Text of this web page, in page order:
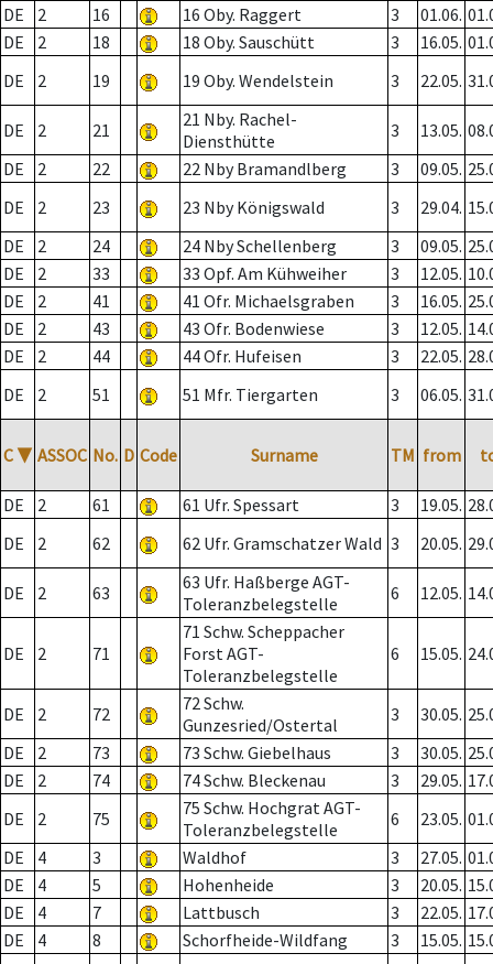
DE
2 16 16 Oby. Raggert 3 01.06.
DE
2 18 18 Oby. Sauschütt 3 16.05.
DE
2 19 19 Oby. Wendelstein 3 22.05.
DE 2 21
21 Nby. Rachel-
Diensthütte
3 13.05.
DE
2 22 22 Nby Bramandlberg 3 09.05.
DE
2 23 23 Nby Königswald 3 29.04.
DE
2 24 24 Nby Schellenberg 3 09.05.
DE
2 33 33 Opf. Am Kühweiher 3 12.05.
DE
2 41 41 Ofr. Michaelsgraben 3 16.05.
DE
2 43 43 Ofr. Bodenwiese 3 12.05.
DE
2 44 44 Ofr. Hufeisen 3 22.05.
DE
2 51 51 Mfr. Tiergarten 3 06.05.
C ▼ ASSOC No. D Code Surname TM from
DE 2 61 61 Ufr. Spessart 3 19.05.
DE
2 62 62 Ufr. Gramschatzer Wald 3 20.05.
DE 2 63
63 Ufr. Haßberge AGT-
Toleranzbelegstelle
6 12.05.
DE 2 71
71 Schw. Scheppacher
Forst AGT-
Toleranzbelegstelle
6 15.05.
DE 2 72
72 Schw.
Gunzesried/Ostertal
3 30.05.
DE
2 73 73 Schw. Giebelhaus 3 30.05.
DE
2 74 74 Schw. Bleckenau 3 29.05.
DE
2 75
75 Schw. Hochgrat AGT-
Toleranzbelegstelle
6 23.05.
DE
4 3 Waldhof 3 27.05.
DE
4 5 Hohenheide 3 20.05.
DE
4 7 Lattbusch 3 22.05.
DE
4 8 Schorfheide-Wildfang 3 15.05.